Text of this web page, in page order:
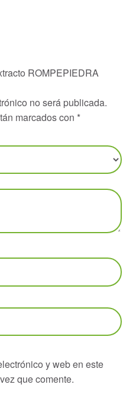
ROMPEPIEDRA
no será publicada.
marcados con *
y web en este
que comente.